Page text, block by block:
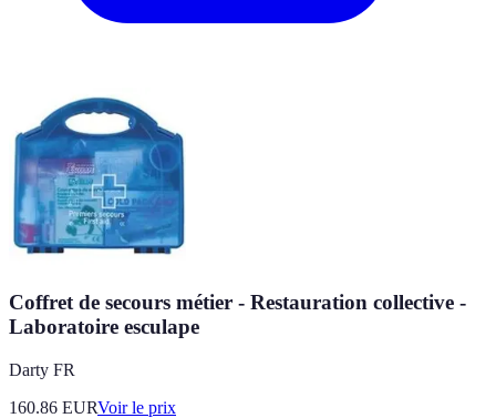
Coffret de secours métier - Restauration collective -
Laboratoire esculape
Darty FR
160.86 EURVoir le prix